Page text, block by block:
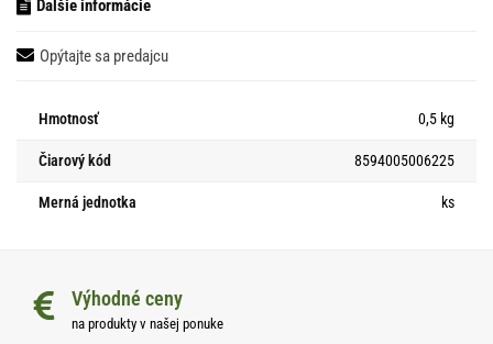
Ďalšie informácie
Opýtajte sa predajcu
Hmotnosť 0,5 kg
Čiarový kód 8594005006225
Merná jednotka ks
Výhodné ceny
na produkty v našej ponuke